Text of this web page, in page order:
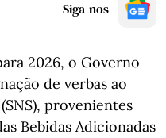
Siga-nos
2026, o Governo
de verbas ao
provenientes
Bebidas Adicionadas